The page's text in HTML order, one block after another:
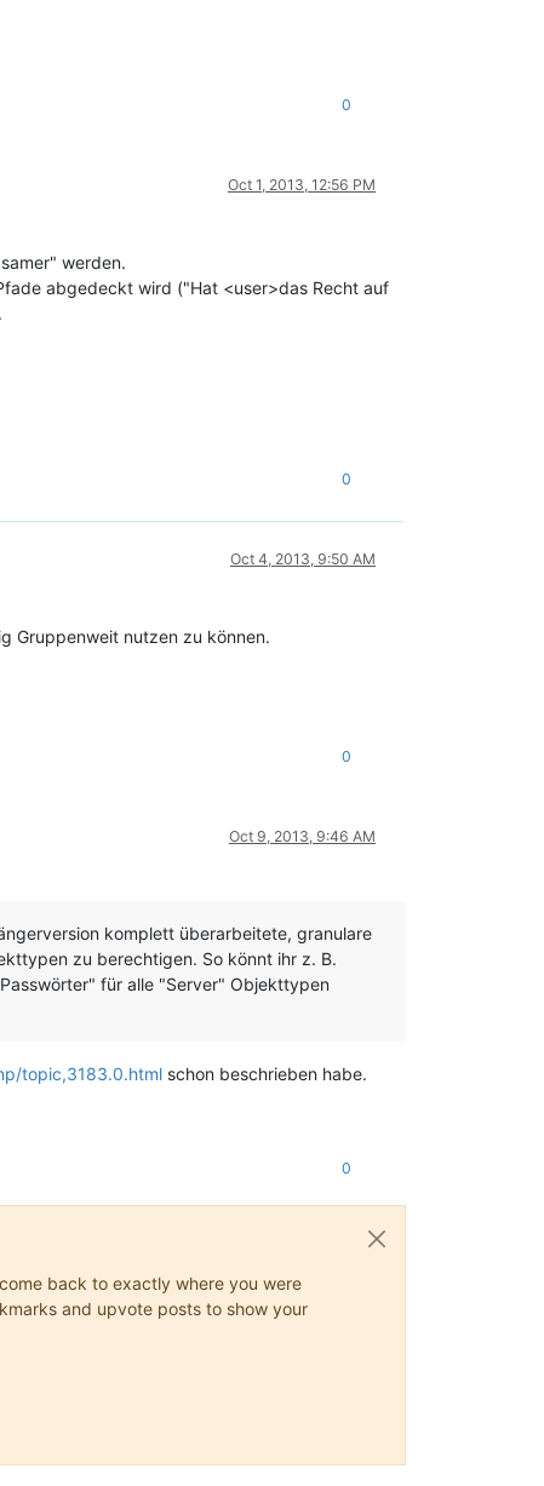
0
Oct 1, 2013, 12:56 PM
werden.
abgedeckt wird ("Hat <user>das Recht auf
0
Oct 4, 2013, 9:50 AM
Gruppenweit nutzen zu können.
0
Oct 9, 2013, 9:46 AM
komplett überarbeitete, granulare
zu berechtigen. So könnt ihr z. B.
für alle "Server" Objekttypen
topic,3183.0.html schon beschrieben habe.
0
back to exactly where you were
and upvote posts to show your